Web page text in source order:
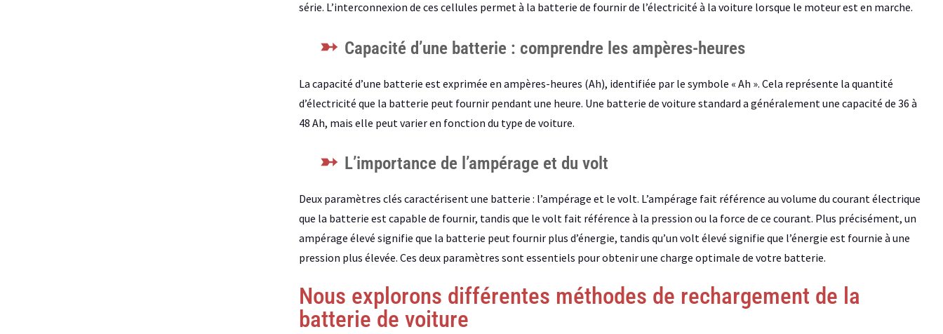
série. L’interconnexion de ces cellules permet à la batterie de fournir de l’électricité à la voiture lorsque le moteur est en marche.
Capacité d’une batterie : comprendre les ampères-heures
La capacité d’une batterie est exprimée en ampères-heures (Ah), identifiée par le symbole « Ah ». Cela représente la quantité
d’électricité que la batterie peut fournir pendant une heure. Une batterie de voiture standard a généralement une capacité de 36 à
48 Ah, mais elle peut varier en fonction du type de voiture.
L’importance de l’ampérage et du volt
Deux paramètres clés caractérisent une batterie : l’ampérage et le volt. L’ampérage fait référence au volume du courant électrique
que la batterie est capable de fournir, tandis que le volt fait référence à la pression ou la force de ce courant. Plus précisément, un
ampérage élevé signifie que la batterie peut fournir plus d’énergie, tandis qu’un volt élevé signifie que l’énergie est fournie à une
pression plus élevée. Ces deux paramètres sont essentiels pour obtenir une charge optimale de votre batterie.
Nous explorons différentes méthodes de rechargement de la
batterie de voiture